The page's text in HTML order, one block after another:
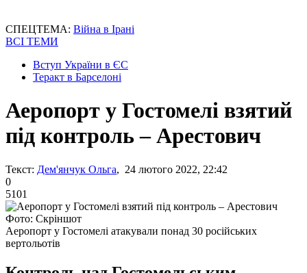
СПЕЦТЕМА: Війна в Ірані
ВСІ ТЕМИ
Вступ України в ЄС
Теракт в Барселоні
Аеропорт у Гостомелі взятий
під контроль – Арестович
Текст: Дем'янчук Ольга, 24 лютого 2022, 22:42
0
5101
Фото: Скріншот
Аеропорт у Гостомелі атакували понад 30 російських
вертольотів